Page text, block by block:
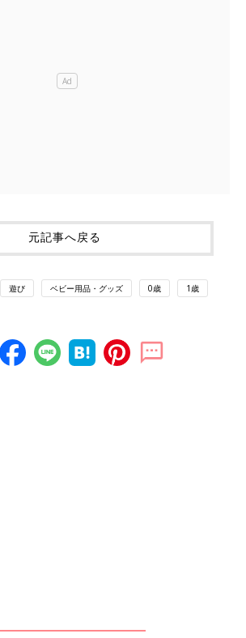
元記事へ戻る
遊び ベビー用品・グッズ 0歳 1歳